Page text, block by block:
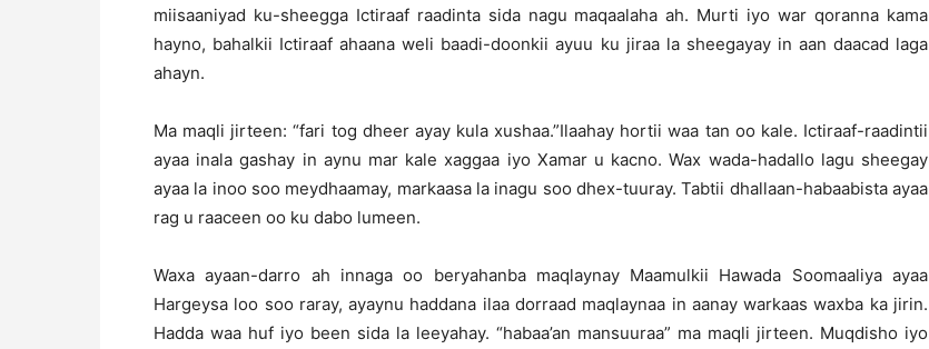
miisaaniyad ku-sheegga Ictiraaf raadinta sida nagu maqaalaha ah. Murti iyo war qoranna kama
hayno, bahalkii Ictiraaf ahaana weli baadi-doonkii ayuu ku jiraa la sheegayay in aan daacad laga
ahayn.
Ma maqli jirteen: “fari tog dheer ayay kula xushaa.”Ilaahay hortii waa tan oo kale. Ictiraaf-raadintii
ayaa inala gashay in aynu mar kale xaggaa iyo Xamar u kacno. Wax wada-hadallo lagu sheegay
ayaa la inoo soo meydhaamay, markaasa la inagu soo dhex-tuuray. Tabtii dhallaan-habaabista ayaa
rag u raaceen oo ku dabo lumeen.
Waxa ayaan-darro ah innaga oo beryahanba maqlaynay Maamulkii Hawada Soomaaliya ayaa
Hargeysa loo soo raray, ayaynu haddana ilaa dorraad maqlaynaa in aanay warkaas waxba ka jirin.
Hadda waa huf iyo been sida la leeyahay. “habaa’an mansuuraa” ma maqli jirteen. Muqdisho iyo